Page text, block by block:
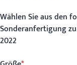
Wählen Sie aus den
Sonderanfertigung
2022